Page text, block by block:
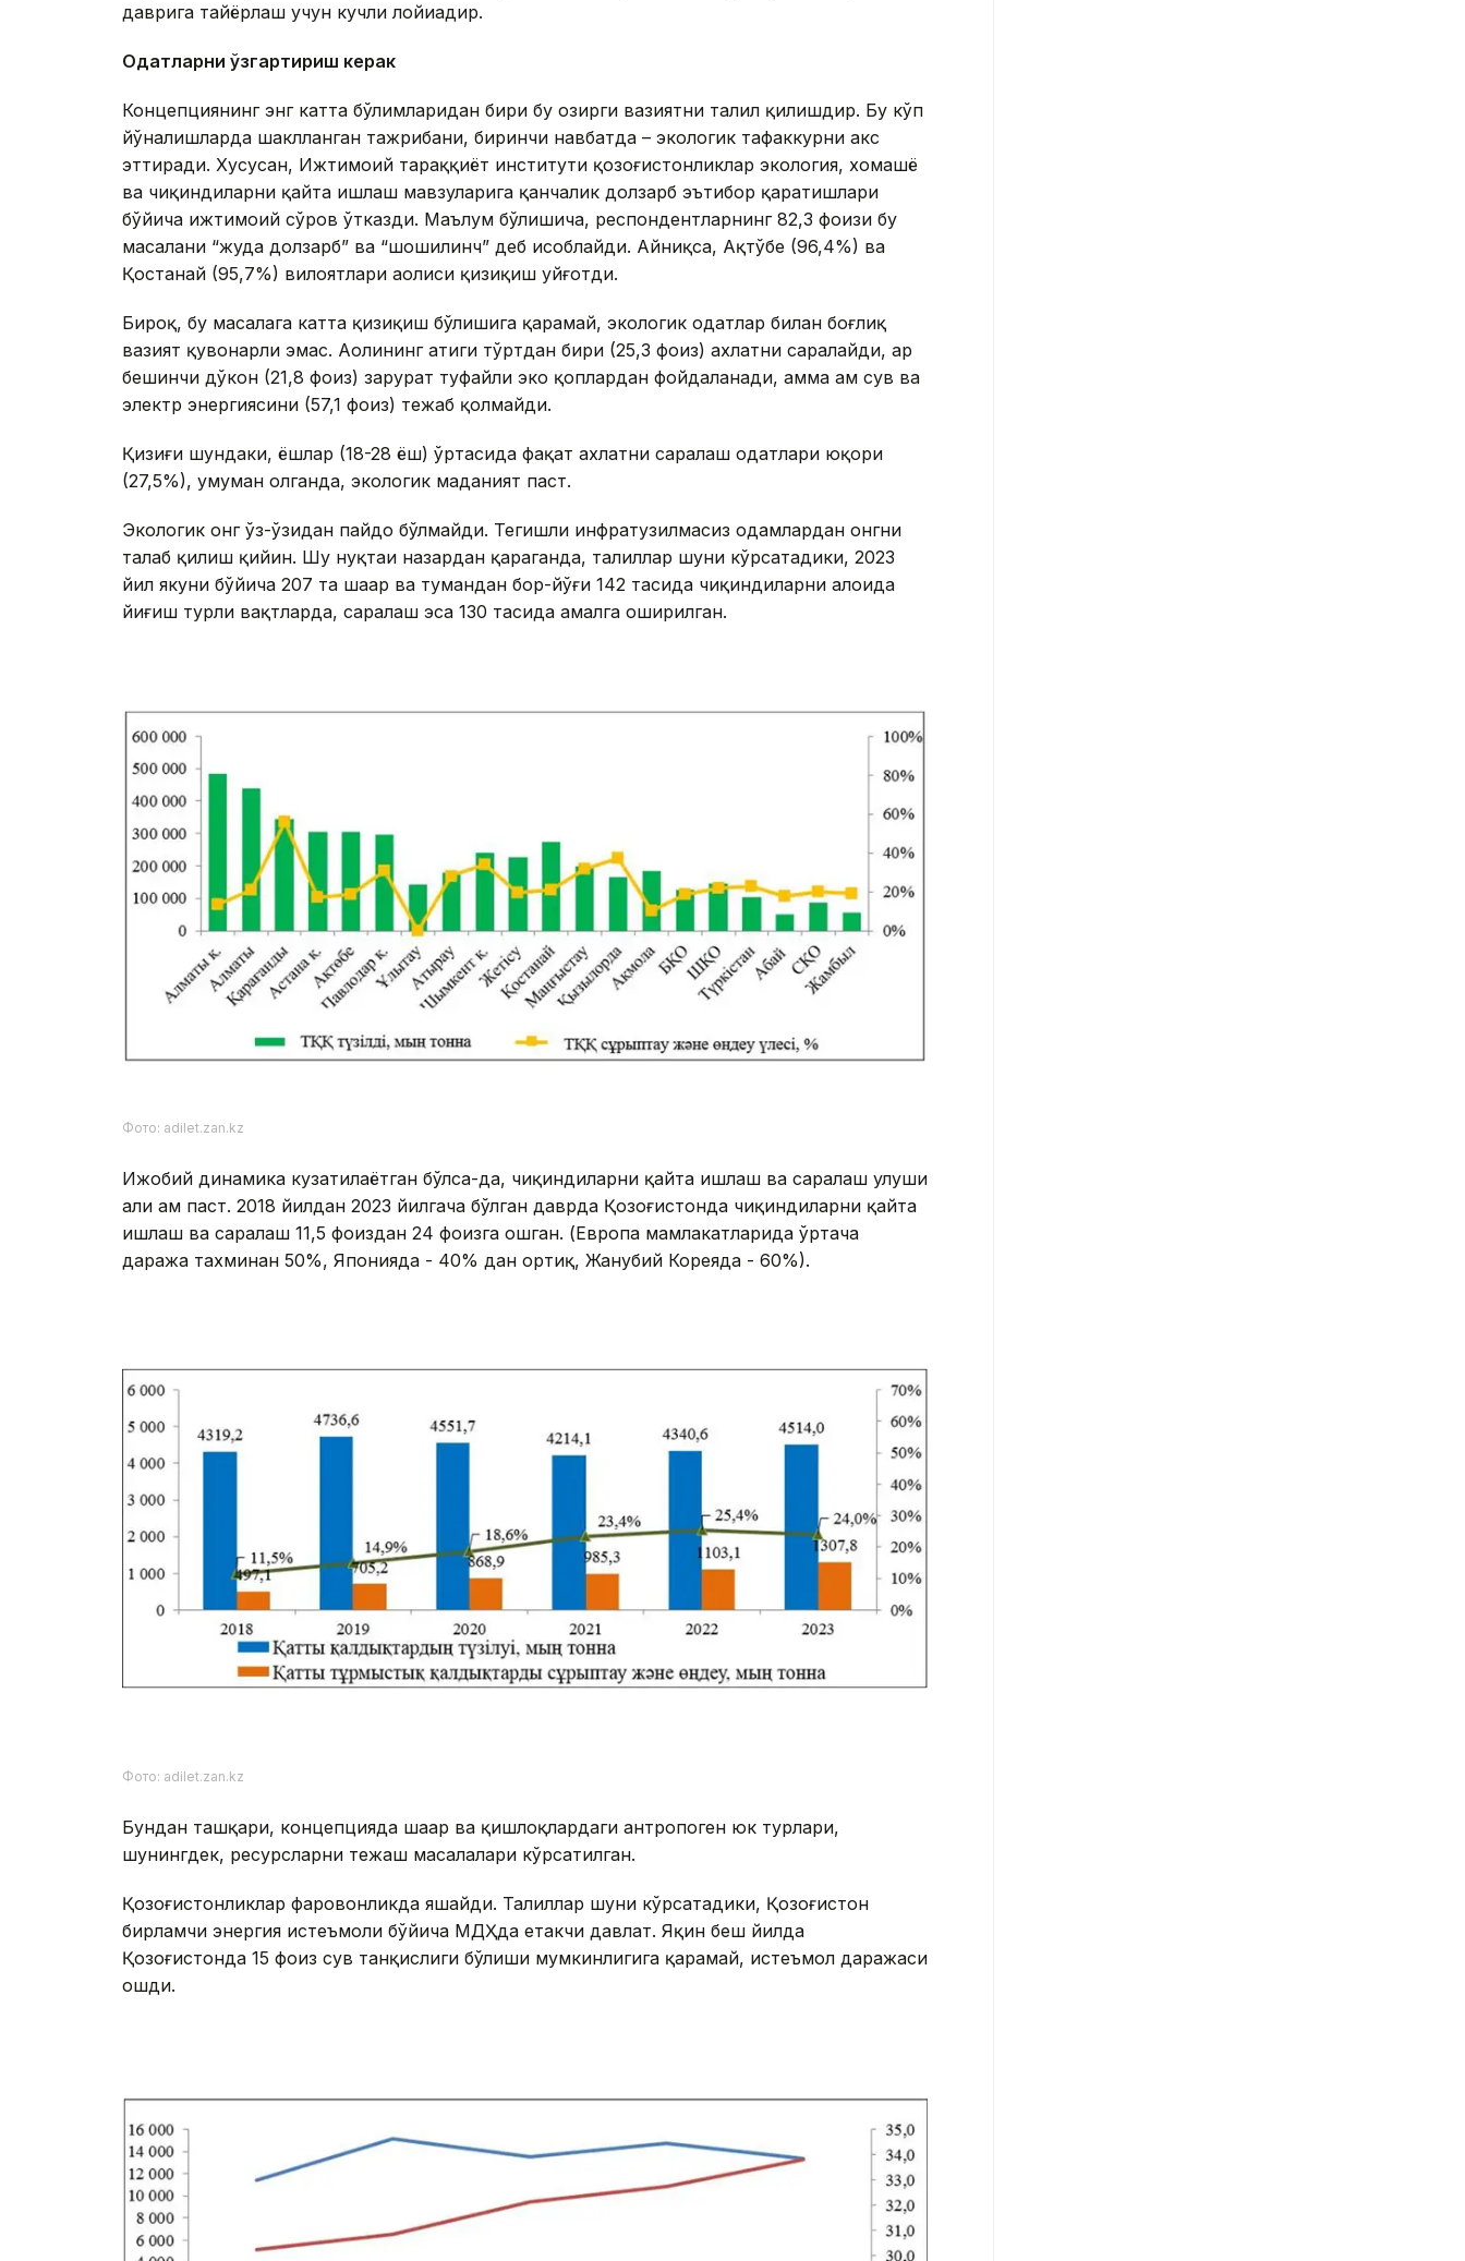
даврига тайёрлаш учун кучли лойиҳадир.
Одатларни ўзгартириш керак
Концепциянинг энг катта бўлимларидан бири бу ҳозирги вазиятни таҳлил қилишдир. Бу кўп
йўналишларда шаклланган тажрибани, биринчи навбатда – экологик тафаккурни акс
эттиради. Хусусан, Ижтимоий тараққиёт институти қозоғистонликлар экология, хомашё
ва чиқиндиларни қайта ишлаш мавзуларига қанчалик долзарб эътибор қаратишлари
бўйича ижтимоий сўров ўтказди. Маълум бўлишича, респондентларнинг 82,3 фоизи бу
масалани “жуда долзарб” ва “шошилинч” деб ҳисоблайди. Айниқса, Ақтўбе (96,4%) ва
Қостанай (95,7%) вилоятлари аҳолиси қизиқиш уйғотди.
Бироқ, бу масалага катта қизиқиш бўлишига қарамай, экологик одатлар билан боғлиқ
вазият қувонарли эмас. Аҳолининг атиги тўртдан бири (25,3 фоиз) ахлатни саралайди, ҳар
бешинчи дўкон (21,8 фоиз) зарурат туфайли эко қоплардан фойдаланади, ҳамма ҳам сув ва
электр энергиясини (57,1 фоиз) тежаб қолмайди.
Қизиғи шундаки, ёшлар (18-28 ёш) ўртасида фақат ахлатни саралаш одатлари юқори
(27,5%), умуман олганда, экологик маданият паст.
Экологик онг ўз-ўзидан пайдо бўлмайди. Тегишли инфратузилмасиз одамлардан онгни
талаб қилиш қийин. Шу нуқтаи назардан қараганда, таҳлиллар шуни кўрсатадики, 2023
йил якуни бўйича 207 та шаҳар ва тумандан бор-йўғи 142 тасида чиқиндиларни алоҳида
йиғиш турли вақтларда, саралаш эса 130 тасида амалга оширилган.
Фото: adilet.zan.kz
Ижобий динамика кузатилаётган бўлса-да, чиқиндиларни қайта ишлаш ва саралаш улуши
ҳали ҳам паст. 2018 йилдан 2023 йилгача бўлган даврда Қозоғистонда чиқиндиларни қайта
ишлаш ва саралаш 11,5 фоиздан 24 фоизга ошган. (Европа мамлакатларида ўртача
даража тахминан 50%, Японияда - 40% дан ортиқ, Жанубий Кореяда - 60%).
Фото: adilet.zan.kz
Бундан ташқари, концепцияда шаҳар ва қишлоқлардаги антропоген юк турлари,
шунингдек, ресурсларни тежаш масалалари кўрсатилган.
Қозоғистонликлар фаровонликда яшайди. Таҳлиллар шуни кўрсатадики, Қозоғистон
бирламчи энергия истеъмоли бўйича МДҲда етакчи давлат. Яқин беш йилда
Қозоғистонда 15 фоиз сув танқислиги бўлиши мумкинлигига қарамай, истеъмол даражаси
ошди.